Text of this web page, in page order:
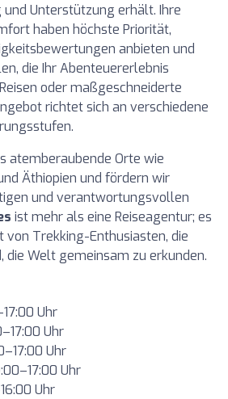
Unterstützung erhält. Ihre
haben höchste Priorität,
anbieten und
die Ihr Abenteuererlebnis
oder maßgeschneiderte
richtet sich an verschiedene
atemberaubende Orte wie
Äthiopien und fördern wir
und verantwortungsvollen
ist mehr als eine Reiseagentur; es
von Trekking-Enthusiasten, die
die Welt gemeinsam zu erkunden.
Uhr
Uhr
Uhr
Uhr
Uhr